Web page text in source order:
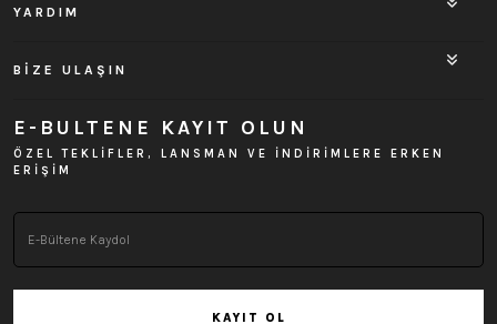
YARDIM
BİZE ULAŞIN
E-BULTENE KAYIT OLUN
ÖZEL TEKLİFLER, LANSMAN VE İNDİRİMLERE ERKEN
ERİŞİM
KAYIT OL